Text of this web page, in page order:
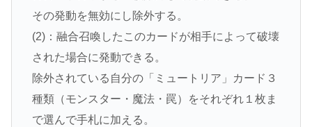
その発動を無効にし除外する。
(2)：融合召喚したこのカードが相手によって破壊
された場合に発動できる。
除外されている自分の「ミュートリア」カード３
種類（モンスター・魔法・罠）をそれぞれ１枚ま
で選んで手札に加える。